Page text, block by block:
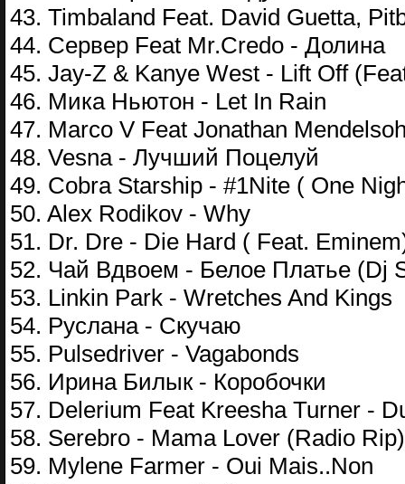
43. Timbaland Feat. David Guetta,
44. Сервер Feat Mr.Credo - Долина
45. Jay-Z & Kanye West - Lift Off
46. Мика Ньютон - Let In Rain
47. Marco V Feat Jonathan
48. Vesna - Лучший Поцелуй
49. Cobra Starship - #1Nite ( One
50. Alex Rodikov - Why
51. Dr. Dre - Die Hard ( Feat.
52. Чай Вдвоем - Белое Платье (Dj
53. Linkin Park - Wretches And Kings
54. Руслана - Скучаю
55. Pulsedriver - Vagabonds
56. Ирина Билык - Коробочки
57. Delerium Feat Kreesha Turner -
58. Serebro - Mama Lover (Radio Rip)
59. Mylene Farmer - Oui Mais..Non